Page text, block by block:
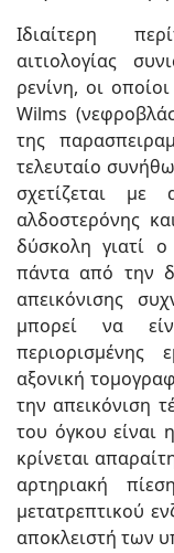
Ιδιαίτερη
αιτιολογίας
ρενίνη, οι
Wilms
της
τελευταίο
σχετίζεται με
αλδοστερόνης
δύσκολη γιατί ο
πάντα από την
απεικόνισης
μπορεί να
περιορισμένης
αξονική
την απεικόνιση
του όγκου είναι
κρίνεται
αρτηριακή
μετατρεπτικού
αποκλειστή των